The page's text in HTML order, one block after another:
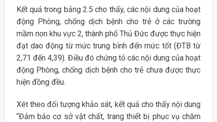
Kết quả trong bảng 2.5 cho thấy, các nội dung của hoạt
động Phòng, chống dịch bệnh cho trẻ ở các trường
mầm non khu vực 2, thành phố Thủ Đức được thực hiện
đạt dao động từ mức trung bình đến mức tốt (ĐTB từ
2,71 đến 4,39). Điều đó chứng tỏ các nội dung của hoạt
động Phòng, chống dịch bệnh cho trẻ chưa được thực
hiện đồng đều.
Xét theo đối tượng khảo sát, kết quả cho thấy nội dung
“Đảm bảo cơ sở vật chất, trang thiết bị phục vụ chăm